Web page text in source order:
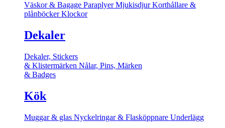
Väskor & Bagage ParaplyerMjukisdjurKorthållare &
plånböckerKlockor
Dekaler
Dekaler, Stickers
& Klistermärken Nålar, Pins, Märken
& Badges
Kök
Muggar & glas Nyckelringar & Flasköppnare Underlägg